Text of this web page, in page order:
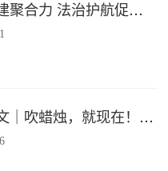
党建联建聚合力 法治护航促振兴 | 弘齐律所党支部与龙星村党委联合开展庆 “七一” 主题党日活动
弘齐人文｜吹蜡烛，就现在！弘齐第二季度生日会如约而至